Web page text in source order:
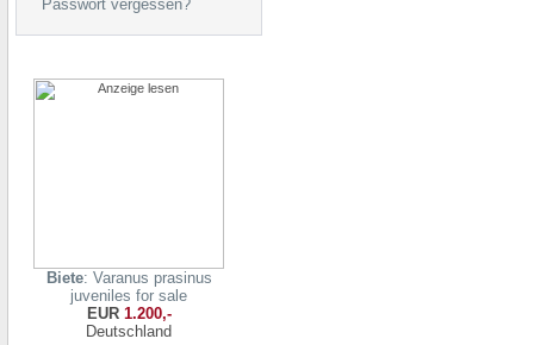
Passwort vergessen?
Biete: Varanus prasinus
juveniles for sale
EUR1.200,-
Deutschland